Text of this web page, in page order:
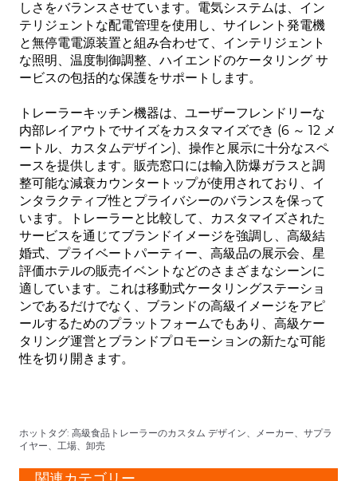
しさをバランスさせています。電気システムは、イン
テリジェントな配電管理を使用し、サイレント発電機
と無停電電源装置と組み合わせて、インテリジェント
な照明、温度制御調整、ハイエンドのケータリング サ
ービスの包括的な保護をサポートします。
トレーラーキッチン機器は、ユーザーフレンドリーな
内部レイアウトでサイズをカスタマイズでき (6 ～ 12 メ
ートル、カスタムデザイン)、操作と展示に十分なスペ
ースを提供します。販売窓口には輸入防爆ガラスと調
整可能な減衰カウンタートップが使用されており、イ
ンタラクティブ性とプライバシーのバランスを保って
います。トレーラーと比較して、カスタマイズされた
サービスを通じてブランドイメージを強調し、高級結
婚式、プライベートパーティー、高級品の展示会、星
評価ホテルの販売イベントなどのさまざまなシーンに
適しています。これは移動式ケータリングステーショ
ンであるだけでなく、ブランドの高級イメージをアピ
ールするためのプラットフォームでもあり、高級ケー
タリング運営とブランドプロモーションの新たな可能
性を切り開きます。
ホットタグ: 高級食品トレーラーのカスタム デザイン、メーカー、サプラ
イヤー、工場、卸売